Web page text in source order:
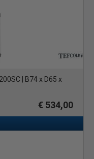
| B74 x D65 x
€ 534,00